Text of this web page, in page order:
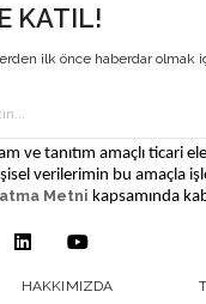
KATIL!
ilk önce haberdar olmak
ve tanıtım amaçlı ticari
verilerimin bu amaçla
Metni kapsamında
HAKKIMIZDA